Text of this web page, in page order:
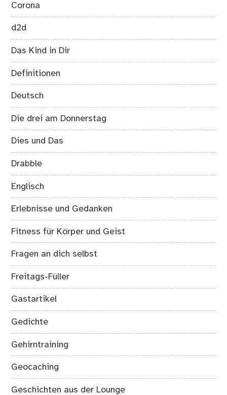
Corona
d2d
Das Kind in Dir
Definitionen
Deutsch
Die drei am Donnerstag
Dies und Das
Drabble
Englisch
Erlebnisse und Gedanken
Fitness für Körper und Geist
Fragen an dich selbst
Freitags-Füller
Gastartikel
Gedichte
Gehirntraining
Geocaching
Geschichten aus der Lounge